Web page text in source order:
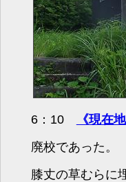
6：10
《現在地
廃校であった。
膝丈の草むらに